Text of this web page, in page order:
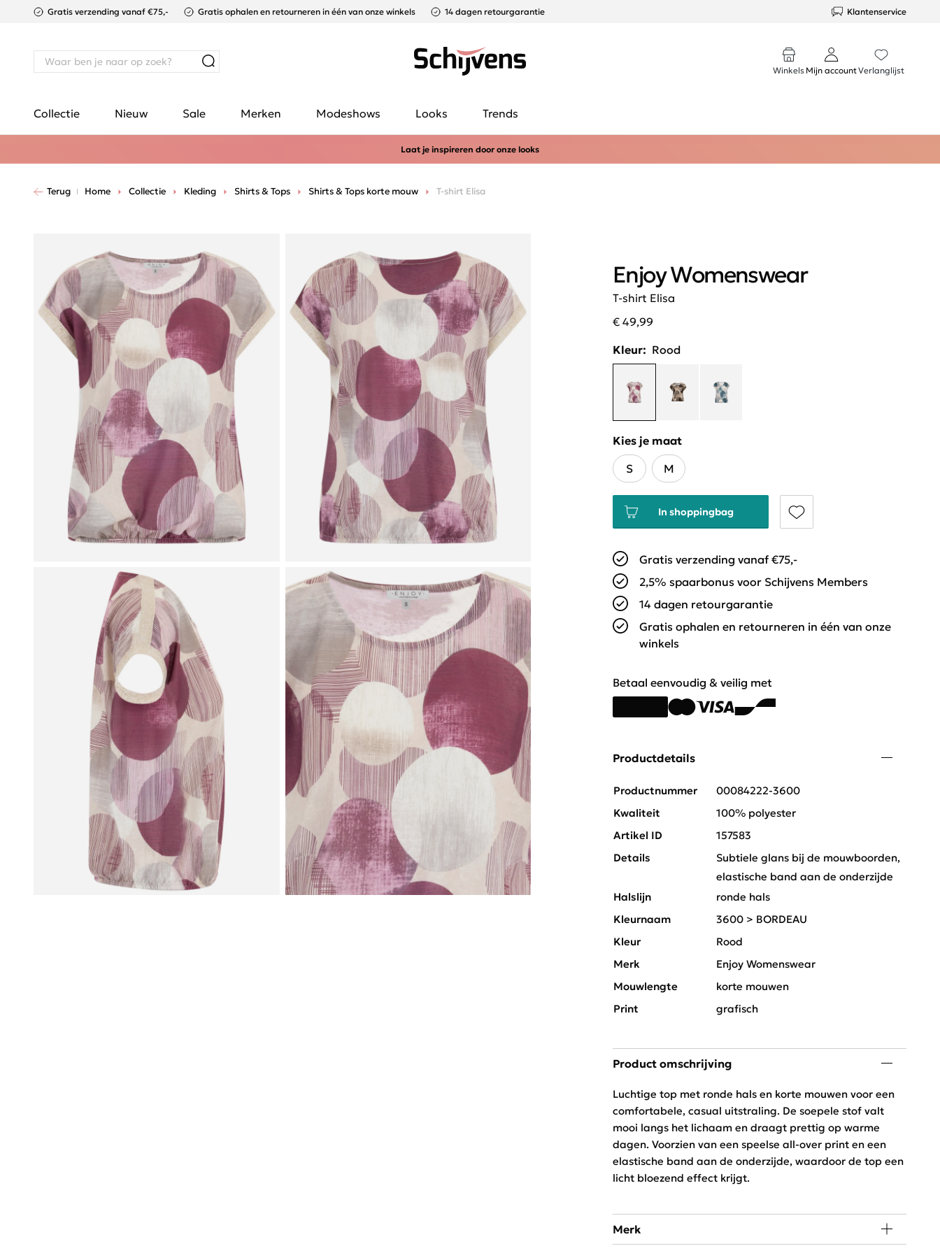
Gratis verzending vanaf €75,- Gratis ophalen en retourneren in één van onze winkels 14 dagen retourgarantie Klantenservice
Winkels Mijn accountVerlanglijst
Collectie Nieuw Sale Merken Modeshows Looks Trends
Laat je inspireren door onze looks
Terug Home Collectie Kleding Shirts & Tops Shirts & Tops korte mouw T-shirt Elisa
T-shirt Elisa
Enjoy Womenswear
€ 49,99
Kleur: Rood
Kies je maat
S
M
In shoppingbag
Gratis verzending vanaf €75,-
2,5% spaarbonus voor Schijvens Members
14 dagen retourgarantie
Gratis ophalen en retourneren in één van onze
winkels
Betaal eenvoudig & veilig met
Productdetails
Productnummer
00084222-3600
Kwaliteit
100% polyester
Artikel ID
157583
Details
Subtiele glans bij de mouwboorden,
elastische band aan de onderzijde
Halslijn
ronde hals
Kleurnaam
3600 > BORDEAU
Kleur
Rood
Merk
Enjoy Womenswear
Mouwlengte
korte mouwen
Print
grafisch
Product omschrijving
Luchtige top met ronde hals en korte mouwen voor een
comfortabele, casual uitstraling. De soepele stof valt
mooi langs het lichaam en draagt prettig op warme
dagen. Voorzien van een speelse all-over print en een
elastische band aan de onderzijde, waardoor de top een
licht bloezend effect krijgt.
Merk